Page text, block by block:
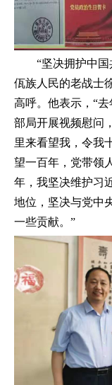
“坚决拥护中国
佤族人民的老战士
高呼。他表示，“
部局开展视频慰问
里来看望我，令我
望一百年，党带领
年，我坚决维护习
地位，坚决与党中
一些贡献。”